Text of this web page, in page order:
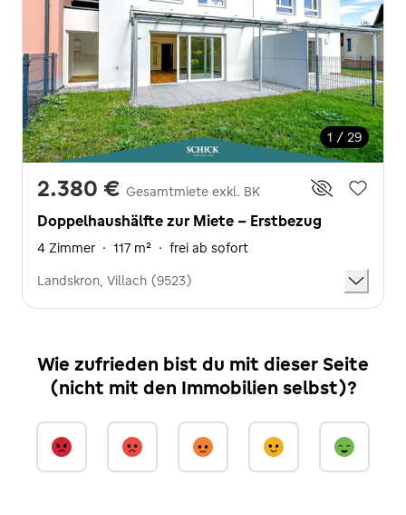
1 / 29
2.380 € Gesamtmiete exkl. BK
Doppelhaushälfte zur Miete - Erstbezug
4 Zimmer · 117 m² · frei ab sofort
Landskron, Villach (9523)
Wie zufrieden bist du mit dieser Seite
(nicht mit den Immobilien selbst)?